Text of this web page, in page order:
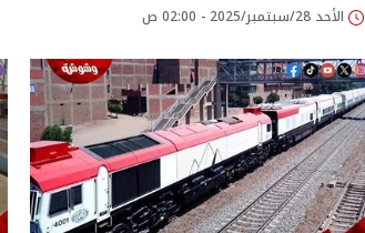
الأحد 28/سبتمبر/2025 - 02:00 ص